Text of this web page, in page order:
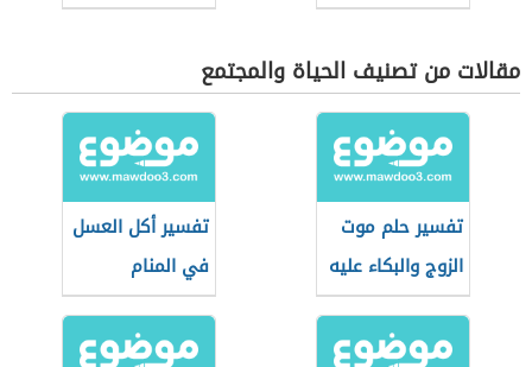
المنام
مقالات من تصنيف الحياة والمجتمع
تفسير حلم موت
الزوج والبكاء عليه
تفسير أكل العسل
في المنام